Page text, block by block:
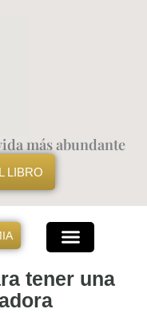
más abundante
LIBRO
tener una